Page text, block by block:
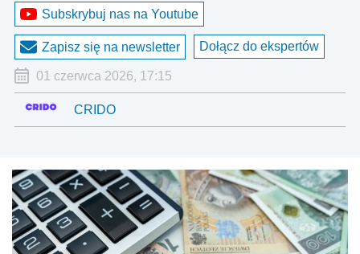
Subskrybuj nas na Youtube
Zapisz się na newsletter Dołącz do ekspertów
01 czerwca 2026, 17:15
CRIDO